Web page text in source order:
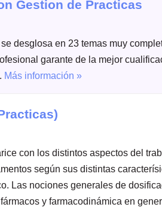
Gestion de Practicas
desglosa en 23 temas muy
garante de la mejor
Más información »
con los distintos aspectos del
según sus distintas
Las nociones generales de
y farmacodinámica en